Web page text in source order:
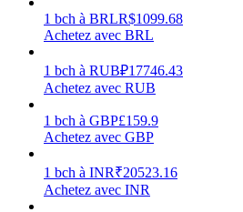
Stratégies de trading
Apprenez à rester rentable
1 bch à BRLR$1099.68
Achetez avec BRL
1 bch à RUB₽17746.43
Achetez avec RUB
1 bch à GBP£159.9
Achetez avec GBP
1 bch à INR₹20523.16
Achetez avec INR